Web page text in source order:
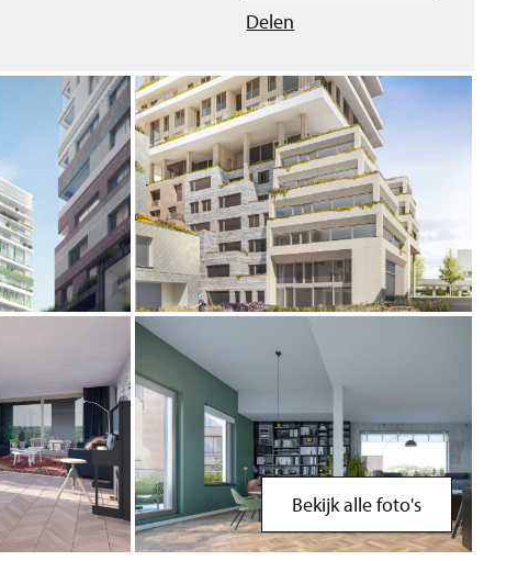
Delen
Bekijk alle foto's